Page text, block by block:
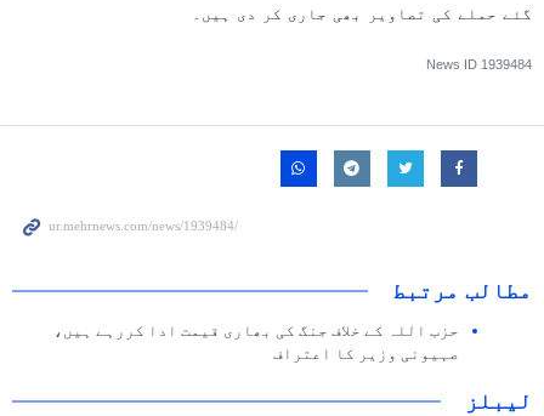
گئے حملے کی تصاویر بھی جاری کر دی ہیں۔
News ID 1939484
مطالب مرتبط
حزب اللہ کے خلاف جنگ کی بھاری قیمت ادا کررہے ہیں،
صہیونی وزیر کا اعتراف
لیبلز